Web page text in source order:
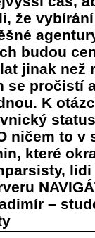
že
budou
jinak než
se pročistí
K
ničem to v
které
–